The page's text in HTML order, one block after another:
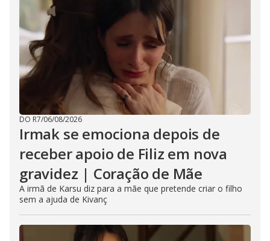
DO R7/06/08/2026
Irmak se emociona depois de
receber apoio de Filiz em nova
gravidez | Coração de Mãe
A irmã de Karsu diz para a mãe que pretende criar o filho
sem a ajuda de Kivanç